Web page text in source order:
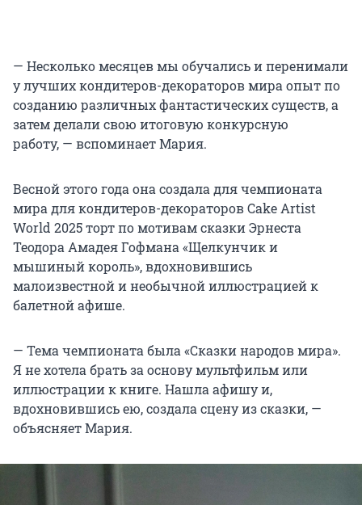
— Несколько месяцев мы обучались и перенимали
у лучших кондитеров-декораторов мира опыт по
созданию различных фантастических существ, а
затем делали свою итоговую конкурсную
работу, — вспоминает Мария.
Весной этого года она создала для чемпионата
мира для кондитеров-декораторов Cake Artist
World 2025 торт по мотивам сказки Эрнеста
Теодора Амадея Гофмана «Щелкунчик и
мышиный король», вдохновившись
малоизвестной и необычной иллюстрацией к
балетной афише.
— Тема чемпионата была «Сказки народов мира».
Я не хотела брать за основу мультфильм или
иллюстрации к книге. Нашла афишу и,
вдохновившись ею, создала сцену из сказки, —
объясняет Мария.